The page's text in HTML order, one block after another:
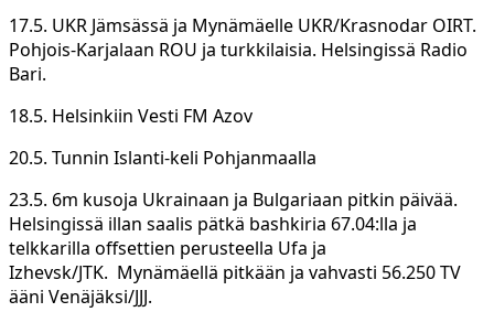
17.5. UKR Jämsässä ja Mynämäelle UKR/Krasnodar OIRT.
Pohjois-Karjalaan ROU ja turkkilaisia. Helsingissä Radio
Bari.
18.5. Helsinkiin Vesti FM Azov
20.5. Tunnin Islanti-keli Pohjanmaalla
23.5. 6m kusoja Ukrainaan ja Bulgariaan pitkin päivää.
Helsingissä illan saalis pätkä bashkiria 67.04:lla ja
telkkarilla offsettien perusteella Ufa ja
Izhevsk/JTK. Mynämäellä pitkään ja vahvasti 56.250 TV
ääni Venäjäksi/JJJ.